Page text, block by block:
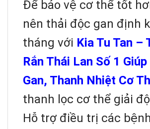
Để bảo vệ cơ thể tốt
nên thải độc gan định
tháng với Kia Tu Tan –
Rắn Thái Lan Số 1
Gan, Thanh Nhiệt Cơ
thanh lọc cơ thể giải
Hỗ trợ điều trị các